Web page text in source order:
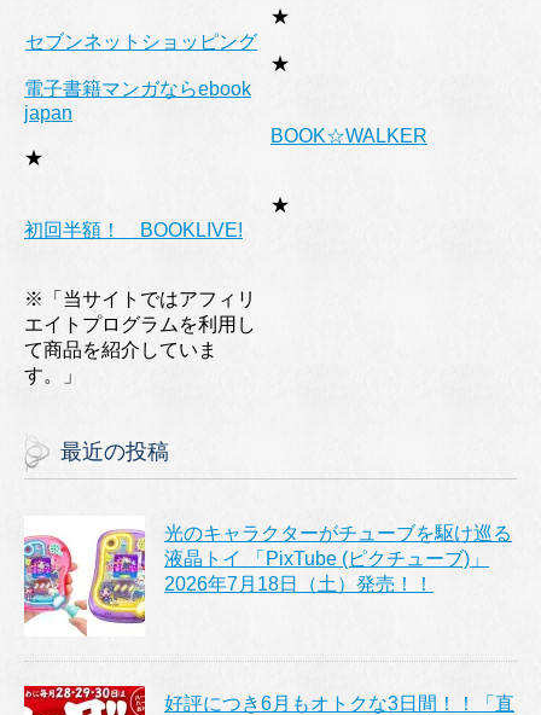
★
セブンネットショッピング
★
電子書籍マンガならebook
japan
★
BOOK☆WALKER
★
初回半額！ BOOKLIVE!
※「当サイトではアフィリ
エイトプログラムを利用し
て商品を紹介していま
す。」
最近の投稿
光のキャラクターがチューブを駆け巡る
液晶トイ 「PixTube (ピクチューブ)」
2026年7月18日（土）発売！！
好評につき6月もオトクな3日間！！「直